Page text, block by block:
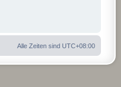
Alle Zeiten sind UTC+08:00